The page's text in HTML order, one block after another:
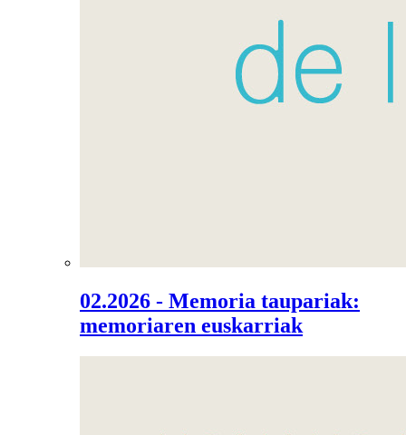
02.2026 - Memoria taupariak:
memoriaren euskarriak